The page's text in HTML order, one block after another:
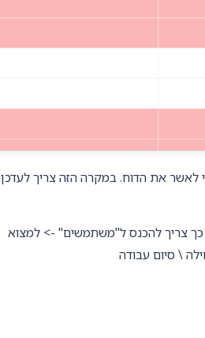
לאשר את הדוח. במקרה הזה צריך לעדכן
צריך להכנס ל"משתמשים" -> למצוא
\ סיום עבודה